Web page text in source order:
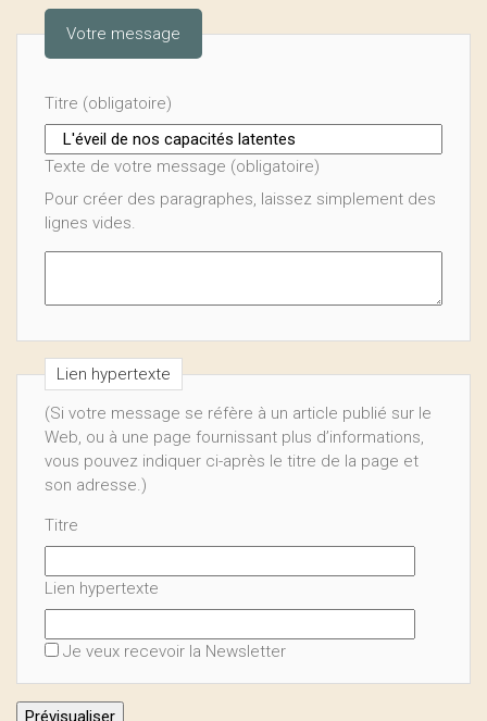
Votre message
Titre (obligatoire)
Texte de votre message (obligatoire)
Pour créer des paragraphes, laissez simplement des
lignes vides.
Lien hypertexte
(Si votre message se réfère à un article publié sur le
Web, ou à une page fournissant plus d’informations,
vous pouvez indiquer ci-après le titre de la page et
son adresse.)
Titre
Lien hypertexte
Je veux recevoir la Newsletter